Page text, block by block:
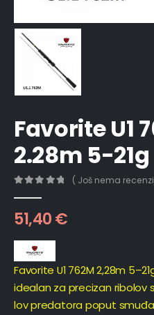
Favorite U1
2.28m 5-21g
( Još nema
51,40€
Favorite U1 762M 2,28m
idealan za precizan ribolov
lov predatora poput